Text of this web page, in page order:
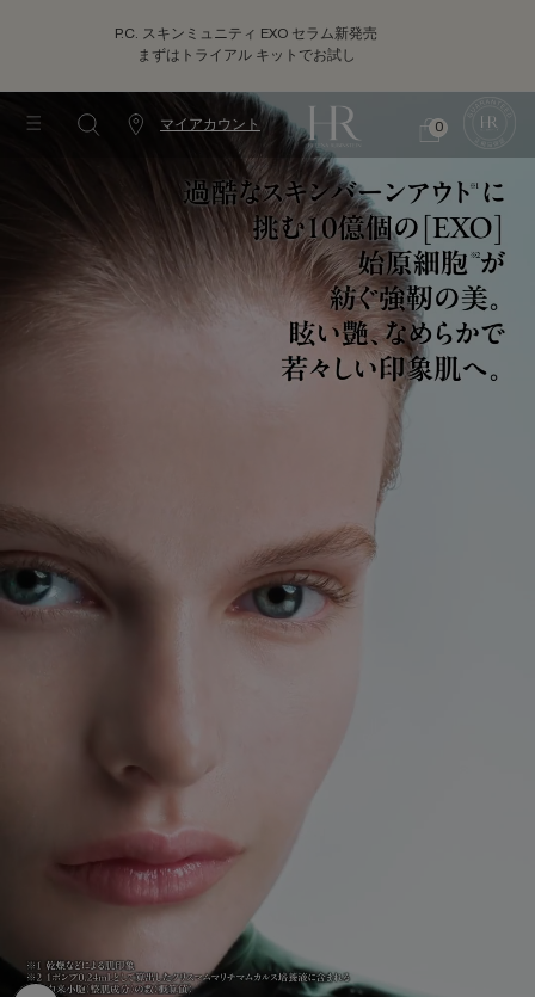
P.C. スキンミュニティ EXO セラム新発売
まずはトライアル キットでお試し
カ
ウ
報
マイアカウント ヘ
シ
ョ
ピ
ン
バ
グ
0
0 カート内の製品